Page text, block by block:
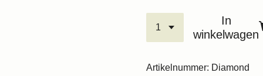
In
winkelwagen
Artikelnummer: Diamond